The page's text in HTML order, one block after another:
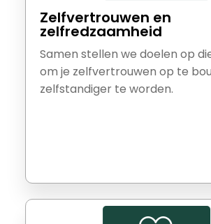
Zelfvertrouwen en
zelfredzaamheid
Samen stellen we doelen op
om je zelfvertrouwen op te
zelfstandiger te worden.